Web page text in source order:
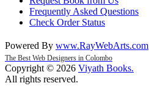
Frequently Asked Questions
Check Order Status
Powered By www.RayWebArts.com
The Best Web Designers in Colombo
Copyright © 2026 Viyath Books.
All rights reserved.